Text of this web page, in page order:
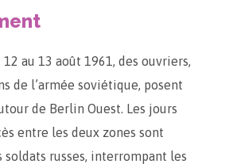
au 13 août 1961, des ouvriers,
de l’armée soviétique, posent
de Berlin Ouest. Les jours
entre les deux zones sont
soldats russes, interrompant les